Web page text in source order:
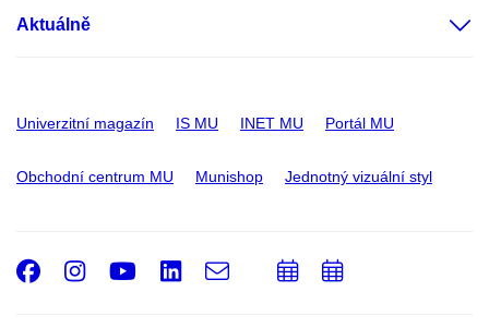
Aktuálně
Univerzitní magazín IS MU INET MU Portál MU
Obchodní centrum MU Munishop Jednotný vizuální styl
Facebook
Instagram
Youtube
LinkedIn
e-
PřidatPřidat